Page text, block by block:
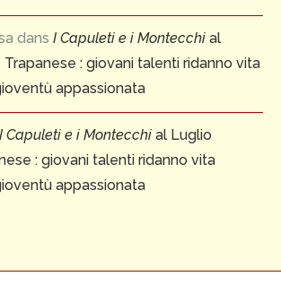
dans I Capuleti e i Montecchi al
: giovani talenti ridanno vita
appassionata
I Capuleti e i Montecchi al Luglio
: giovani talenti ridanno vita
appassionata